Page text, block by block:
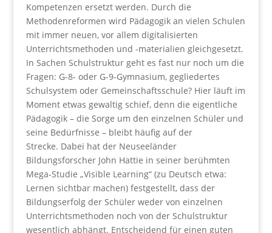
Kompetenzen ersetzt werden. Durch die
Methodenreformen wird Pädagogik an vielen Schulen
mit immer neuen, vor allem digitalisierten
Unterrichtsmethoden und -materialien gleichgesetzt.
In Sachen Schulstruktur geht es fast nur noch um die
Fragen: G-8- oder G-9-Gymnasium, gegliedertes
Schulsystem oder Gemeinschaftsschule? Hier läuft im
Moment etwas gewaltig schief, denn die eigentliche
Pädagogik – die Sorge um den einzelnen Schüler und
seine Bedürfnisse – bleibt häufig auf der
Strecke. Dabei hat der Neuseeländer
Bildungsforscher John Hattie in seiner berühmten
Mega-Studie „Visible Learning“ (zu Deutsch etwa:
Lernen sichtbar machen) festgestellt, dass der
Bildungserfolg der Schüler weder von einzelnen
Unterrichtsmethoden noch von der Schulstruktur
wesentlich abhängt. Entscheidend für einen guten